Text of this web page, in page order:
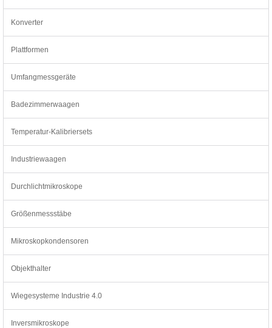
Konverter
Plattformen
Umfangmessgeräte
Badezimmerwaagen
Temperatur-Kalibriersets
Industriewaagen
Durchlichtmikroskope
Größenmessstäbe
Mikroskopkondensoren
Objekthalter
Wiegesysteme Industrie 4.0
Inversmikroskope